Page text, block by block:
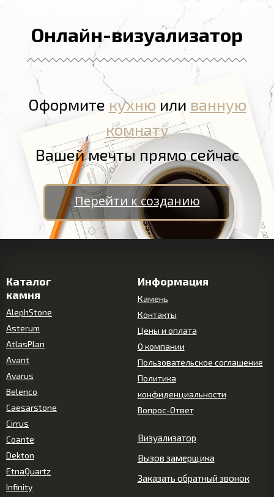
Онлайн-визуализатор
Оформите кухню или ванную
комнату
Вашей мечты прямо сейчас
Перейти к созданию
Каталог
камня
AlephStone
Asterum
AtlasPlan
Avant
Avarus
Belenco
Caesarstone
Cirrus
Coante
Dekton
EtnaQuartz
Infinity
Информация
Камень
Контакты
Цены и оплата
О компании
Пользовательское соглашение
Политика
конфиденциальности
Вопрос-Ответ
Визуализатор
Вызов замерщика
Заказать обратный звонок